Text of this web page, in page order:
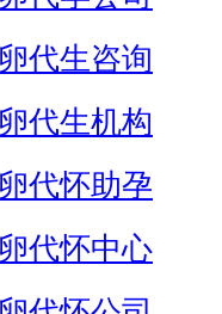
代生咨询
代生机构
代怀助孕
代怀中心